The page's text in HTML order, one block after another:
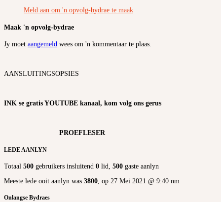
Meld aan om 'n opvolg-bydrae te maak
Maak 'n opvolg-bydrae
Jy moet aangemeld wees om 'n kommentaar te plaas.
AANSLUITINGSOPSIES
INK se gratis YOUTUBE kanaal, kom volg ons gerus
PROEFLESER
LEDE AANLYN
Totaal 500 gebruikers insluitend 0 lid, 500 gaste aanlyn
Meeste lede ooit aanlyn was 3800, op 27 Mei 2021 @ 9:40 nm
Onlangse Bydraes